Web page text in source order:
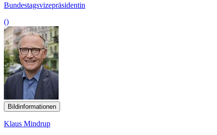
Bundestagsvizepräsidentin
()
Bildinformationen
Klaus Mindrup